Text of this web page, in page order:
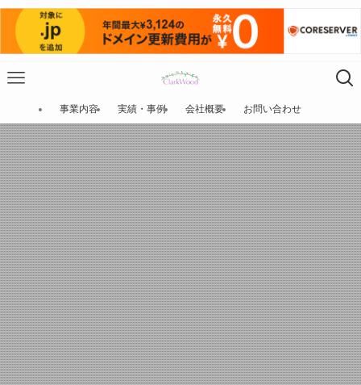
事業内容 実績・事例 会社概要 お問い合わせ